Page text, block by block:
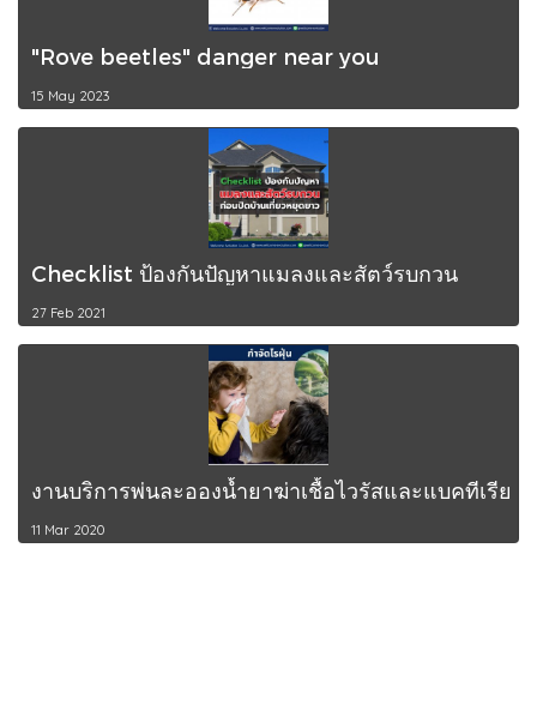
"Rove beetles" danger near you
15 May 2023
Checklist ป้องกันปัญหาแมลงและสัตว์รบกวน
27 Feb 2021
งานบริการพ่นละอองน้ำยาฆ่าเชื้อไวรัสและแบคทีเรีย
11 Mar 2020